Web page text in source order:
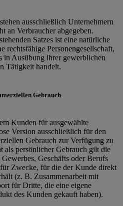
ausschließlich Unternehmern
an Verbraucher abgegeben.
Satzes ist eine natürliche
rechtsfähige Personengesellschaft,
in Ausübung ihrer gewerblichen
Tätigkeit handelt.
Gebrauch
Kunden für ausgewählte
Version ausschließlich für den
Gebrauch zur Verfügung zu
als persönlicher Gebrauch gilt die
Geschäfts oder Berufs
Zwecke, für die der Kunde direkt
(z. B. Zusammenarbeit mit
für Dritte, die eine eigene
des Kunden gekauft haben).